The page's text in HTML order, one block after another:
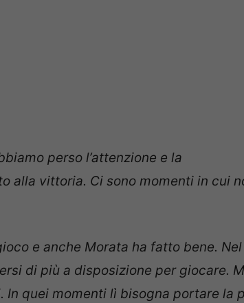
perso l’attenzione e la
alla vittoria. Ci sono momenti in cui
e anche Morata ha fatto bene. Nel
di più a disposizione per giocare.
quei momenti lì bisogna portare la